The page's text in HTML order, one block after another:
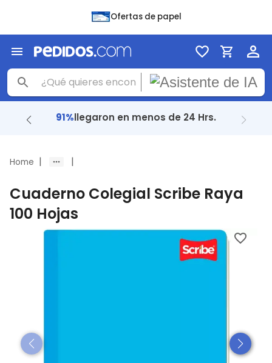
Ofertas de papel
91%llegaron en menos de 24 Hrs.
Home | |
Cuaderno Colegial Scribe Raya
100 Hojas